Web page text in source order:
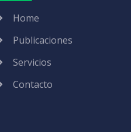
Home
Publicaciones
Servicios
Contacto